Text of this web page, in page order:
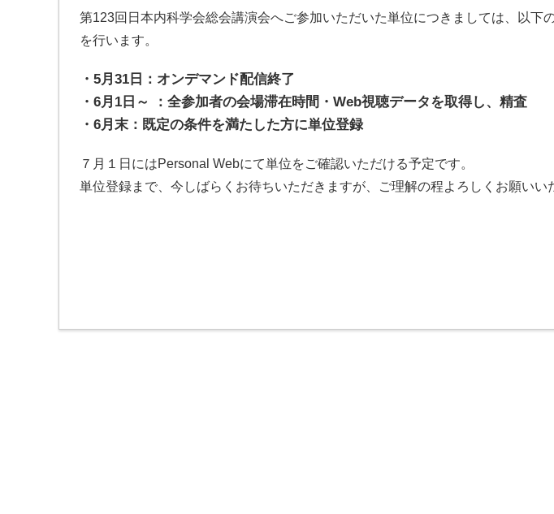
第123回日本内科学会総会講演会へご参加いただいた単位につきましては、以下
を行います。
・5月31日：オンデマンド配信終了
・6月1日～ ：全参加者の会場滞在時間・Web視聴データを取得し、精査
・6月末：既定の条件を満たした方に単位登録
７月１日にはPersonal Webにて単位をご確認いただける予定です。
単位登録まで、今しばらくお待ちいただきますが、ご理解の程よろしくお願いい